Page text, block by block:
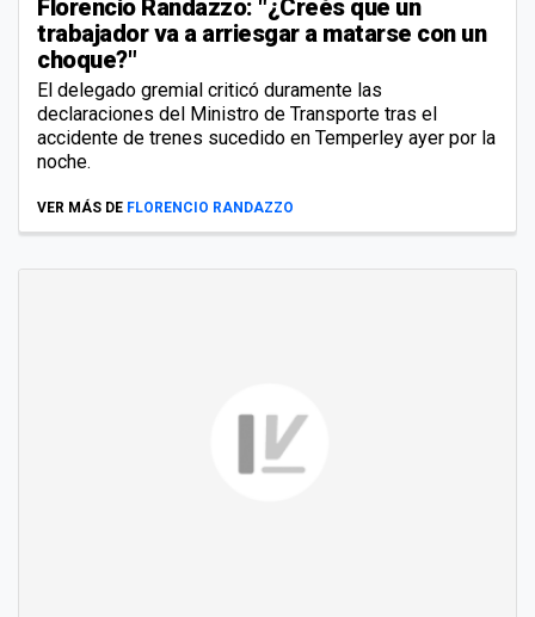
Florencio Randazzo: "¿Creés que un
trabajador va a arriesgar a matarse con un
choque?"
El delegado gremial criticó duramente las
declaraciones del Ministro de Transporte tras el
accidente de trenes sucedido en Temperley ayer por la
noche.
VER MÁS DE FLORENCIO RANDAZZO